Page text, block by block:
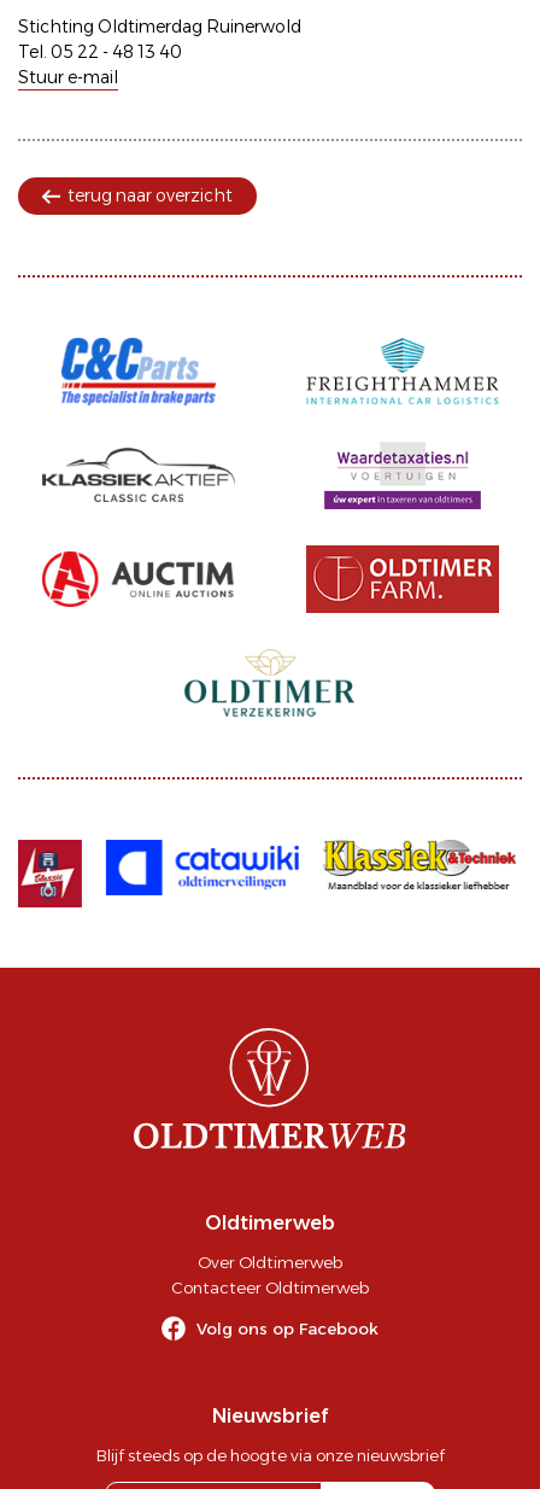
Stichting Oldtimerdag Ruinerwold
Tel. 05 22 - 48 13 40
Stuur e-mail
terug naar overzicht
Oldtimerweb
Over Oldtimerweb
Contacteer Oldtimerweb
Volg ons op Facebook
Nieuwsbrief
Blijf steeds op de hoogte via onze nieuwsbrief